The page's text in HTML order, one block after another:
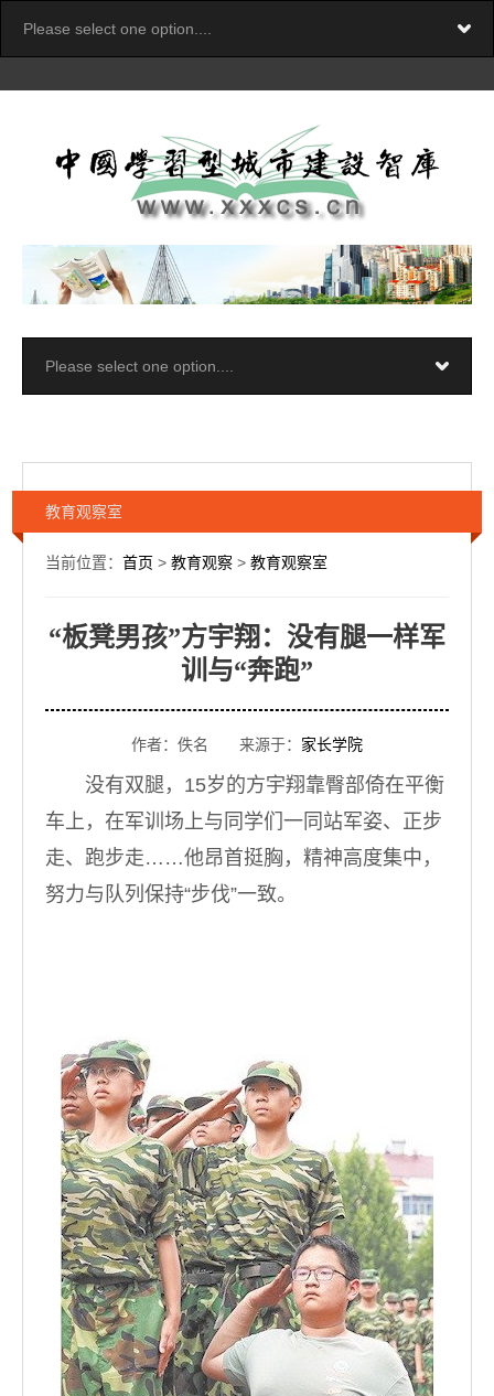
教育观察室
当前位置： 首页 > 教育观察 > 教育观察室
“板凳男孩”方宇翔：没有腿一样军
训与“奔跑”
作者：佚名 来源于： 家长学院
没有双腿，15岁的方宇翔靠臀部倚在平衡
车上，在军训场上与同学们一同站军姿、正步
走、跑步走……他昂首挺胸，精神高度集中，
努力与队列保持“步伐”一致。